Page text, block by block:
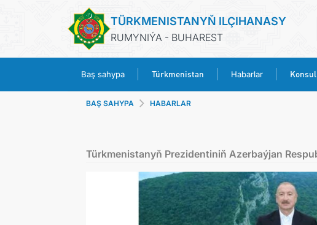
TÜRKMENISTANYŇ ILÇIHANASY
RUMYNIÝA - BUHAREST
Baş sahypa Türkmenistan Habarlar
BAŞ SAHYPA HABARLAR
Türkmenistanyň Prezidentiniň Azerbaýjan